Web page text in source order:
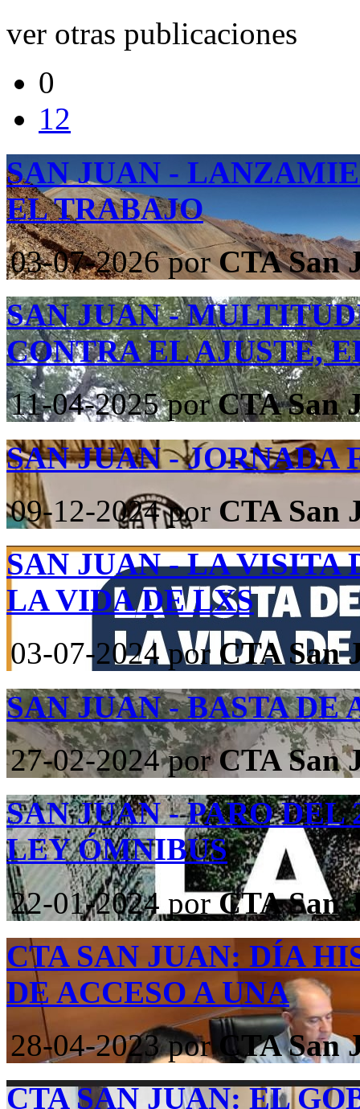
ver otras publicaciones
0
12
SAN JUAN -
EL TRABAJO
03-07-2026porCTA San
SAN JUAN -
CONTRA EL AJUSTE,
11-04-2025porCTA San
SAN JUAN - JORNADA
09-12-2024por CTA San
SAN JUAN - LA
LA VIDA DE LXS
03-07-2024por CTA San
SAN JUAN - BASTA DE
27-02-2024porCTA San
SAN JUAN - PARO
LEY ÓMNIBUS
22-01-2024 porCTA San
CTA SAN JUAN: DÍA
DE ACCESO A UNA
28-04-2023porCTA San
CTA SAN JUAN: EL